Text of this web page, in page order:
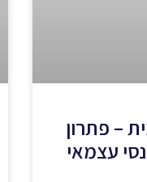
– פתרון
עצמאי